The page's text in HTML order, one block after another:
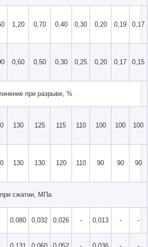
1,20 0,70 0,40 0,30 0,20 0,19 0,17
0,60 0,50 0,30 0,25 0,20 0,17 0,15
при разрыве, %
130 125 115 110 100 100 100
130 130 120 110 90 90 90
сжатии, МПа
0,080 0,032 0,026 - 0,013 - -